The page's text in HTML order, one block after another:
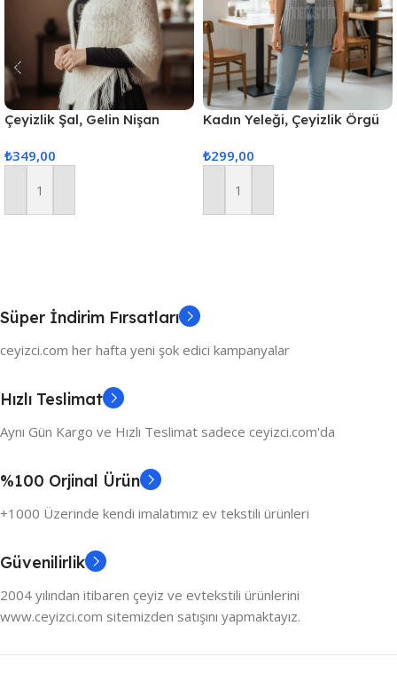
Çeyizlik Şal, Gelin Nişan
₺349,00
Sepete Ekle
Kadın Yeleği, Çeyizlik Örgü
Yeleği, Nişan&Çeyiz Yelekleri
₺299,00
Sepete Ekle
Süper İndirim Fırsatları
ceyizci.com her hafta yeni şok edici kampanyalar
Hızlı Teslimat
Aynı Gün Kargo ve Hızlı Teslimat sadece ceyizci.com'da
%100 Orjinal Ürün
+1000 Üzerinde kendi imalatımız ev tekstili ürünleri
Güvenilirlik
2004 yılından itibaren çeyiz ve evtekstili ürünlerini
www.ceyizci.com sitemizden satışını yapmaktayız.